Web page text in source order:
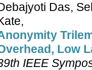
Das,
Low
IEEE